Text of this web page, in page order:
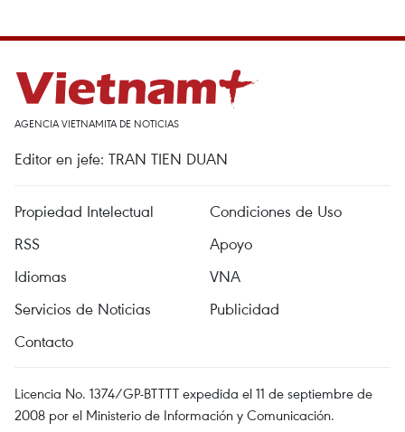
AGENCIA VIETNAMITA DE NOTICIAS
Editor en jefe: TRAN TIEN DUAN
Propiedad Intelectual
Condiciones de Uso
RSS
Apoyo
Idiomas
VNA
Servicios de Noticias
Publicidad
Contacto
Licencia No. 1374/GP-BTTTT expedida el 11 de septiembre de
2008 por el Ministerio de Información y Comunicación.